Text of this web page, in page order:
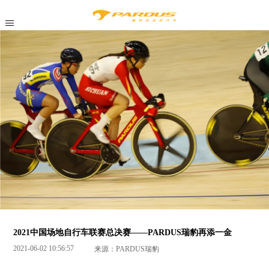
2021中国场地自行车联赛总决赛——PARDUS瑞豹再添一金
2021-06-02 10:56:57 来源：PARDUS瑞豹